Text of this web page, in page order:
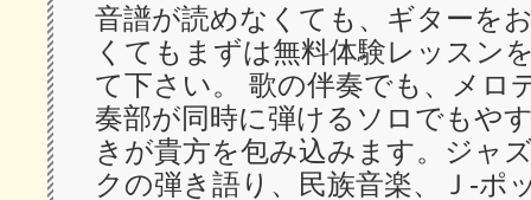
音譜が読めなくても、ギターを
くてもまずは無料体験レッスン
て下さい。 歌の伴奏でも、メロ
奏部が同時に弾けるソロでもや
きが貴方を包み込みます。ジャ
クの弾き語り、民族音楽、Ｊ-ポ